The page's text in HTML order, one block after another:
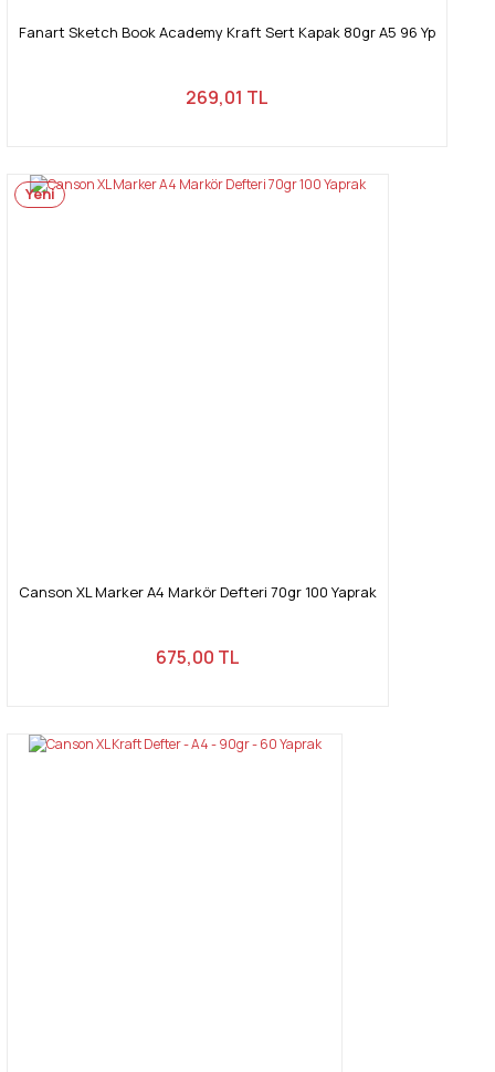
Fanart Sketch Book Academy Kraft Sert Kapak 80gr A5 96 Yp
269,01 TL
Yeni
Canson XL Marker A4 Markör Defteri 70gr 100 Yaprak
675,00 TL